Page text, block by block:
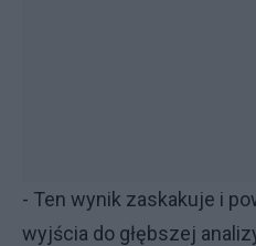
- Ten wynik zaskakuje i
wyjścia do głębszej